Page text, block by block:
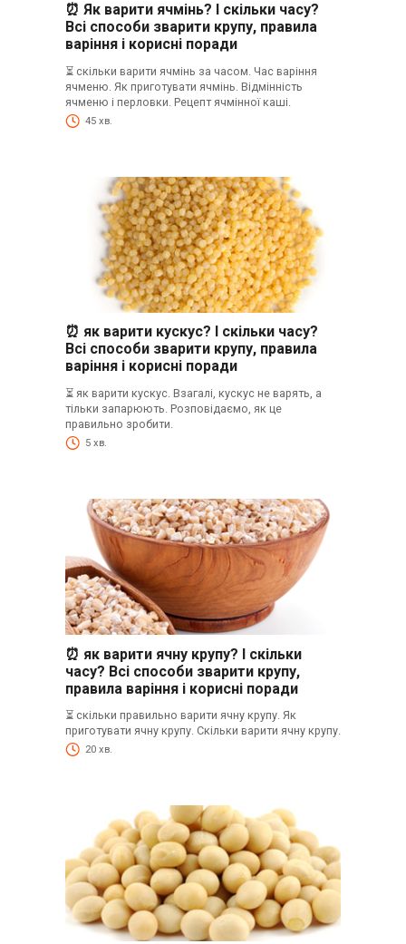
⏰ Як варити ячмінь? І скільки часу?
Всі способи зварити крупу, правила
варіння і корисні поради
⏳ скільки варити ячмінь за часом. Час варіння
ячменю. Як приготувати ячмінь. Відмінність
ячменю і перловки. Рецепт ячмінної каші.
45 хв.
⏰ як варити кускус? І скільки часу?
Всі способи зварити крупу, правила
варіння і корисні поради
⏳ як варити кускус. Взагалі, кускус не варять, а
тільки запарюють. Розповідаємо, як це
правильно зробити.
5 хв.
⏰ як варити ячну крупу? І скільки
часу? Всі способи зварити крупу,
правила варіння і корисні поради
⏳ скільки правильно варити ячну крупу. Як
приготувати ячну крупу. Скільки варити ячну крупу.
20 хв.